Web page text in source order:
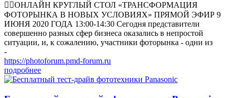
👉🏻ОНЛАЙН КРУГЛЫЙ СТОЛ «ТРАНСФОРМАЦИЯ
ФОТОРЫНКА В НОВЫХ УСЛОВИЯХ» ПРЯМОЙ ЭФИР 9
ИЮНЯ 2020 ГОДА 13:00-14:30 Сегодня представители
совершенно разных сфер бизнеса оказались в непростой
ситуации, и, к сожалению, участники фоторынка - одни из
-
https://photoforum.pmd-forum.ru
подробнее